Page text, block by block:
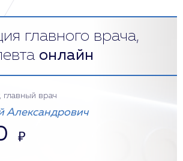
главного врача,
онлайн
главный врач
Александрович
₽